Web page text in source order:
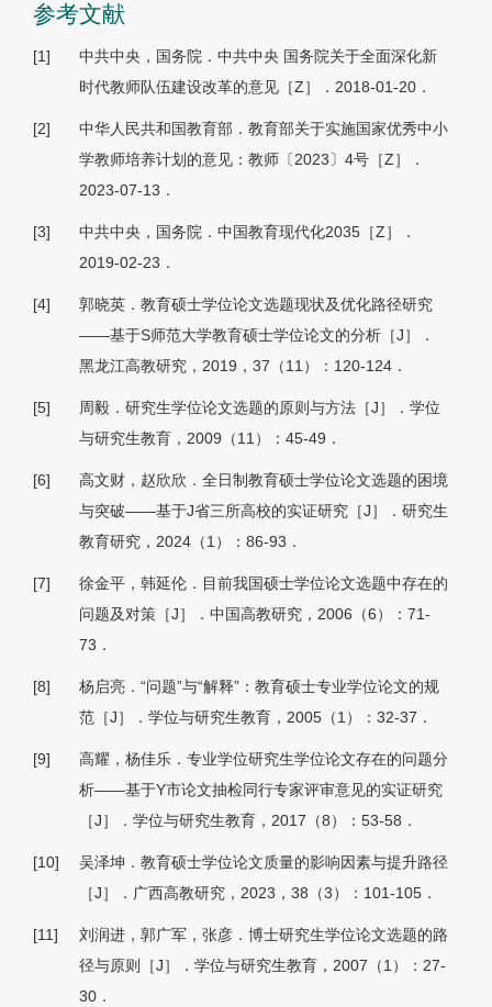
参考文献
[1]
中共中央，国务院．中共中央 国务院关于全面深化新
时代教师队伍建设改革的意见［Z］．2018-01-20．
[2]
中华人民共和国教育部．教育部关于实施国家优秀中小
学教师培养计划的意见：教师〔2023〕4号［Z］．
2023-07-13．
[3]
中共中央，国务院．中国教育现代化2035［Z］．
2019-02-23．
[4]
郭晓英．教育硕士学位论文选题现状及优化路径研究
——基于S师范大学教育硕士学位论文的分析［J］．
黑龙江高教研究，2019，37（11）：120-124．
[5]
周毅．研究生学位论文选题的原则与方法［J］．学位
与研究生教育，2009（11）：45-49．
[6]
高文财，赵欣欣．全日制教育硕士学位论文选题的困境
与突破——基于J省三所高校的实证研究［J］．研究生
教育研究，2024（1）：86-93．
[7]
徐金平，韩延伦．目前我国硕士学位论文选题中存在的
问题及对策［J］．中国高教研究，2006（6）：71-
73．
[8]
杨启亮．“问题”与“解释”：教育硕士专业学位论文的规
范［J］．学位与研究生教育，2005（1）：32-37．
[9]
高耀，杨佳乐．专业学位研究生学位论文存在的问题分
析——基于Y市论文抽检同行专家评审意见的实证研究
［J］．学位与研究生教育，2017（8）：53-58．
[10]
吴泽坤．教育硕士学位论文质量的影响因素与提升路径
［J］．广西高教研究，2023，38（3）：101-105．
[11]
刘润进，郭广军，张彦．博士研究生学位论文选题的路
径与原则［J］．学位与研究生教育，2007（1）：27-
30．